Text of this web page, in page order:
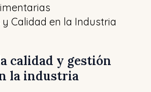
y Calidad en la Industria
calidad y gestión
la industria